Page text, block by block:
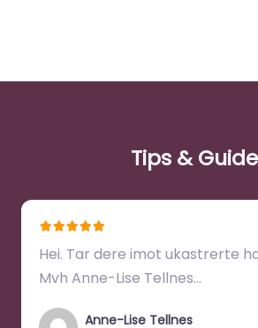
Tips &
Hei. Tar dere imot ukastrerte
Mvh Anne-Lise Tellnes…
Anne-Lise Tellnes